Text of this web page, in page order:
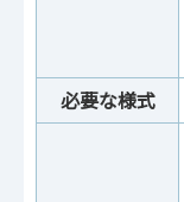
必要な様式